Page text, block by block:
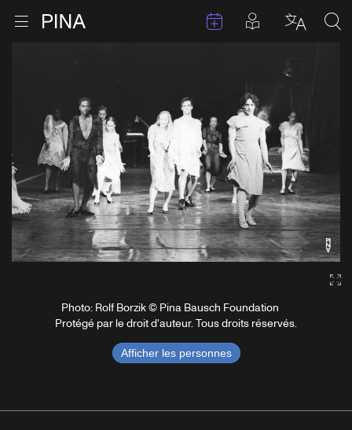
Ouvrir le menu Retour à la page d'accueil Évenements
Articles en
Photo: Rolf Borzik © Pina Bausch Foundation
Protégé par le droit d'auteur. Tous droits réservés.
Afficher les personnes